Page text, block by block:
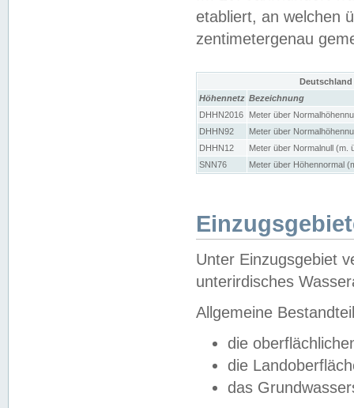
etabliert, an welchen
zentimetergenau
Höhennetz Bezeichnung
DHHN2016
Meter über
DHHN92
Meter über
DHHN12
Meter über Normalnull (m.
SNN76
Meter über Höhennormal
Unter Einzugsgebiet
unterirdisches
Allgemeine
die
die
das